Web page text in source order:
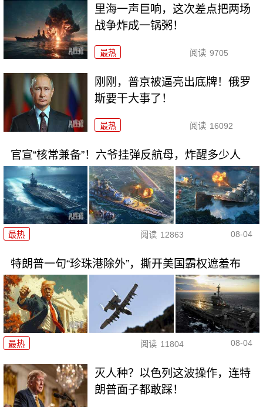
里海一声巨响，这次差点把两场
战争炸成一锅粥！
最热 阅读 9705
刚刚，普京被逼亮出底牌！俄罗
斯要干大事了！
最热 阅读 16092
官宣“核常兼备”！六爷挂弹反航母，炸醒多少人
最热 阅读 12863 08-04
特朗普一句“珍珠港除外”，撕开美国霸权遮羞布
最热 阅读 11804 08-04
灭人种？以色列这波操作，连特
朗普面子都敢踩！